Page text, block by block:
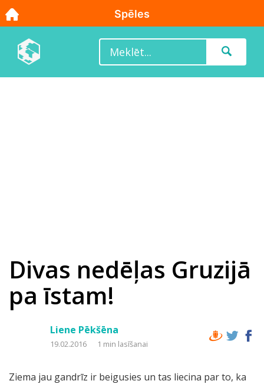
Divas nedēļas Gruzijā
pa īstam!
Liene Pēkšēna
19.02.2016 1 min lasīšanai
Ziema jau gandrīz ir beigusies un tas liecina par to, ka